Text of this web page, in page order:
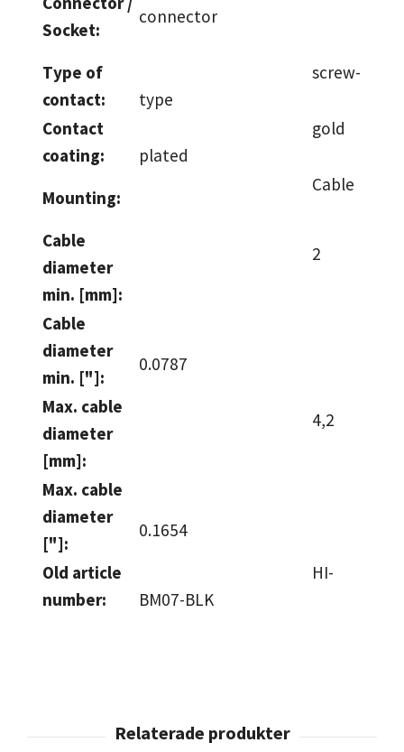
Socket:
connector
Type of
contact:
screw-
type
Contact
coating:
gold
plated
Mounting:
Cable
Cable
diameter
min. [mm]:
2
Cable
diameter
min. ["]:
0.0787
Max. cable
diameter
[mm]:
4,2
Max. cable
diameter
["]:
0.1654
Old article
number:
HI-
BM07-BLK